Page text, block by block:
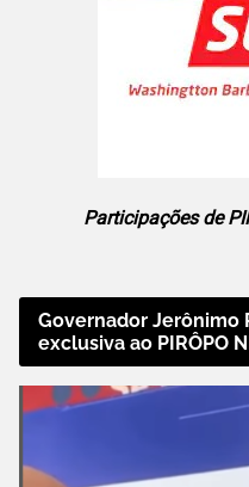
Participações de
Governador Jerônimo
exclusiva ao PIRÔPO